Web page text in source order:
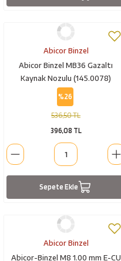
Abicor Binzel
Abicor Binzel MB36 Gazaltı
Kaynak Nozulu (145.0078)
%26
536,50 TL
396,08 TL
Sepete Ekle
Abicor Binzel
Abicor-Binzel M8 1.00 mm E-CU